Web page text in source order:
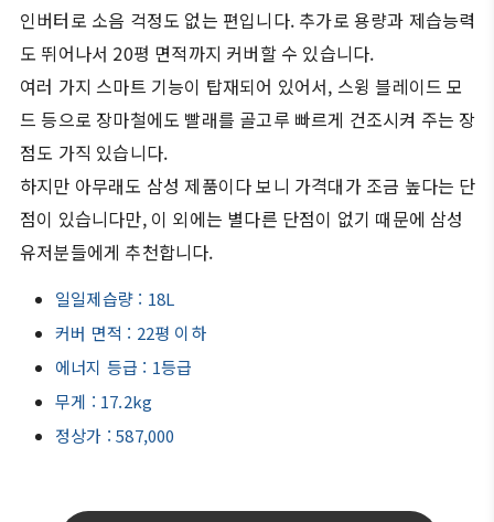
인버터로 소음 걱정도 없는 편입니다. 추가로 용량과 제습능력
도 뛰어나서 20평 면적까지 커버할 수 있습니다.
여러 가지 스마트 기능이 탑재되어 있어서, 스윙 블레이드 모
드 등으로 장마철에도 빨래를 골고루 빠르게 건조시켜 주는 장
점도 가직 있습니다.
하지만 아무래도 삼성 제품이다 보니 가격대가 조금 높다는 단
점이 있습니다만, 이 외에는 별다른 단점이 없기 때문에 삼성
유저분들에게 추천합니다.
일일제습량 : 18L
커버 면적 : 22평 이하
에너지 등급 : 1등급
무게 : 17.2kg
정상가 : 587,000